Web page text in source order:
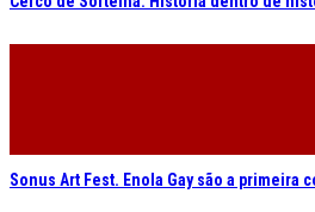
Sonus Art Fest. Enola Gay são a primeira